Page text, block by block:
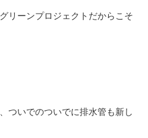
リーンプロジェクトだからこそ
ついでのついでに排水管も新し